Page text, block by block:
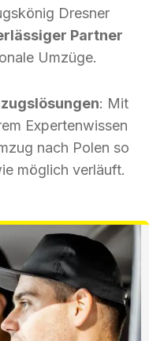
Dresner
Partner
Umzüge.
: Mit
Expertenwissen
nach Polen so
möglich verläuft.